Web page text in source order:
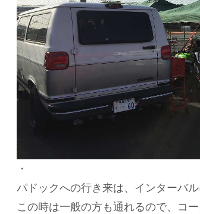
・
パドックへの行き来は、インターバ
この時は一般の方も通れるので、コ